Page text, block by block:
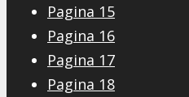
Pagina 15
Pagina 16
Pagina 17
Pagina 18